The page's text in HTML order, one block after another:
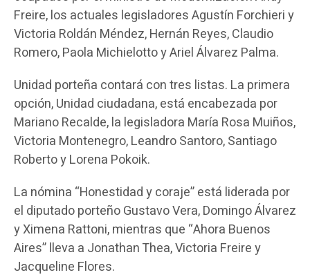
Freire, los actuales legisladores Agustín Forchieri y
Victoria Roldán Méndez, Hernán Reyes, Claudio
Romero, Paola Michielotto y Ariel Álvarez Palma.
Unidad porteña contará con tres listas. La primera
opción, Unidad ciudadana, está encabezada por
Mariano Recalde, la legisladora María Rosa Muiños,
Victoria Montenegro, Leandro Santoro, Santiago
Roberto y Lorena Pokoik.
La nómina “Honestidad y coraje” está liderada por
el diputado porteño Gustavo Vera, Domingo Álvarez
y Ximena Rattoni, mientras que “Ahora Buenos
Aires” lleva a Jonathan Thea, Victoria Freire y
Jacqueline Flores.